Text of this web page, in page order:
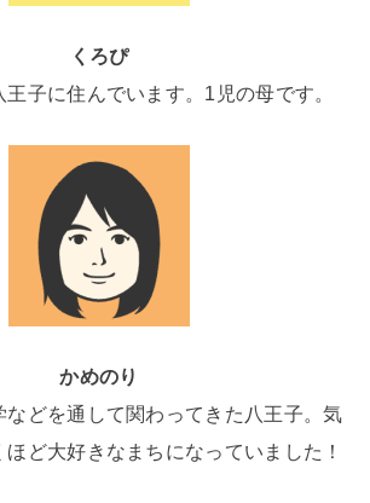
くろぴ
子に住んでいます。1児の母です。
かめのり
などを通して関わってきた八王子。気
ど大好きなまちになっていました！